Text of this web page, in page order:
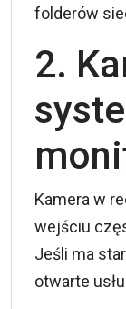
folderów
2.
Kamera w
wejściu
Jeśli ma
otwarte